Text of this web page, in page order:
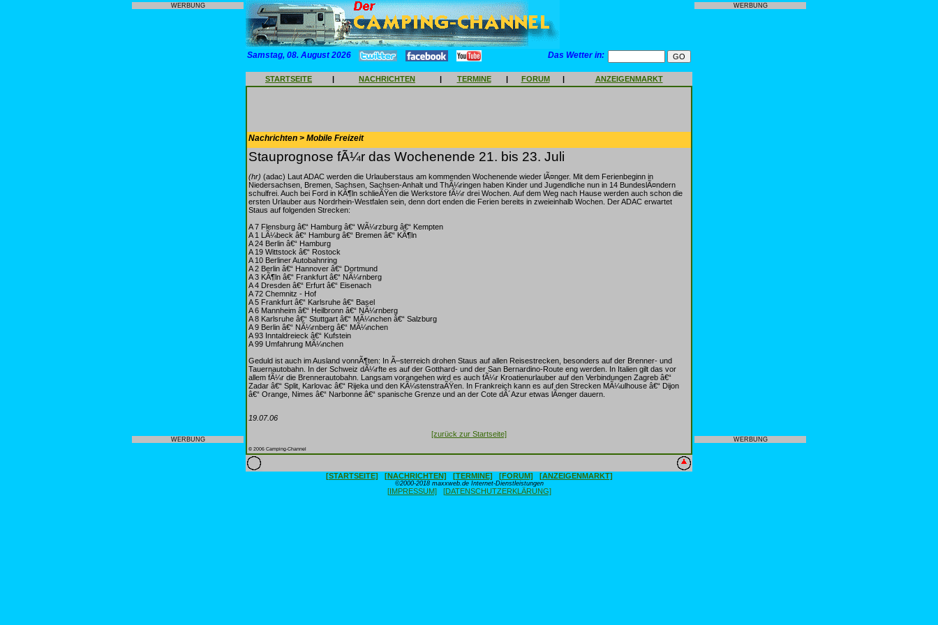
WERBUNG
WERBUNG
Samstag, 08. August 2026 Das Wetter in:
STARTSEITE | NACHRICHTEN | TERMINE | FORUM | ANZEIGENMARKT
Nachrichten > Mobile Freizeit
Stauprognose fÃ¼r das Wochenende 21. bis 23. Juli
(hr) (adac) Laut ADAC werden die Urlauberstaus am kommenden Wochenende wieder lÃ¤nger. Mit dem Ferienbeginn in
Niedersachsen, Bremen, Sachsen, Sachsen-Anhalt und ThÃ¼ringen haben Kinder und Jugendliche nun in 14 BundeslÃ¤ndern
schulfrei. Auch bei Ford in KÃ¶ln schlieÃŸen die Werkstore fÃ¼r drei Wochen. Auf dem Weg nach Hause werden auch schon die
ersten Urlauber aus Nordrhein-Westfalen sein, denn dort enden die Ferien bereits in zweieinhalb Wochen. Der ADAC erwartet
Staus auf folgenden Strecken:
A 7 Flensburg â€“ Hamburg â€“ WÃ¼rzburg â€“ Kempten
A 1 LÃ¼beck â€“ Hamburg â€“ Bremen â€“ KÃ¶ln
A 24 Berlin â€“ Hamburg
A 19 Wittstock â€“ Rostock
A 10 Berliner Autobahnring
A 2 Berlin â€“ Hannover â€“ Dortmund
A 3 KÃ¶ln â€“ Frankfurt â€“ NÃ¼rnberg
A 4 Dresden â€“ Erfurt â€“ Eisenach
A 72 Chemnitz - Hof
A 5 Frankfurt â€“ Karlsruhe â€“ Basel
A 6 Mannheim â€“ Heilbronn â€“ NÃ¼rnberg
A 8 Karlsruhe â€“ Stuttgart â€“ MÃ¼nchen â€“ Salzburg
A 9 Berlin â€“ NÃ¼rnberg â€“ MÃ¼nchen
A 93 Inntaldreieck â€“ Kufstein
A 99 Umfahrung MÃ¼nchen
Geduld ist auch im Ausland vonnÃ¶ten: In Ã–sterreich drohen Staus auf allen Reisestrecken, besonders auf der Brenner- und
Tauernautobahn. In der Schweiz dÃ¼rfte es auf der Gotthard- und der San Bernardino-Route eng werden. In Italien gilt das vor
allem fÃ¼r die Brennerautobahn. Langsam vorangehen wird es auch fÃ¼r Kroatienurlauber auf den Verbindungen Zagreb â€“
Zadar â€“ Split, Karlovac â€“ Rijeka und den KÃ¼stenstraÃŸen. In Frankreich kann es auf den Strecken MÃ¼ulhouse â€“ Dijon
â€“ Orange, Nimes â€“ Narbonne â€“ spanische Grenze und an der Cote dÂ´Azur etwas lÃ¤nger dauern.
19.07.06
[zurück zur Startseite]
© 2006 Camping-Channel
[STARTSEITE] [NACHRICHTEN] [TERMINE] [FORUM] [ANZEIGENMARKT]
©2000-2018 maxxweb.de Internet-Dienstleistungen
[IMPRESSUM] [DATENSCHUTZERKLÄRUNG]
WERBUNG
WERBUNG